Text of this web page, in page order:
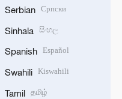
Serbian Српски
Sinhala සිංහල
Spanish Español
Swahili Kiswahili
Tamil தமிழ்